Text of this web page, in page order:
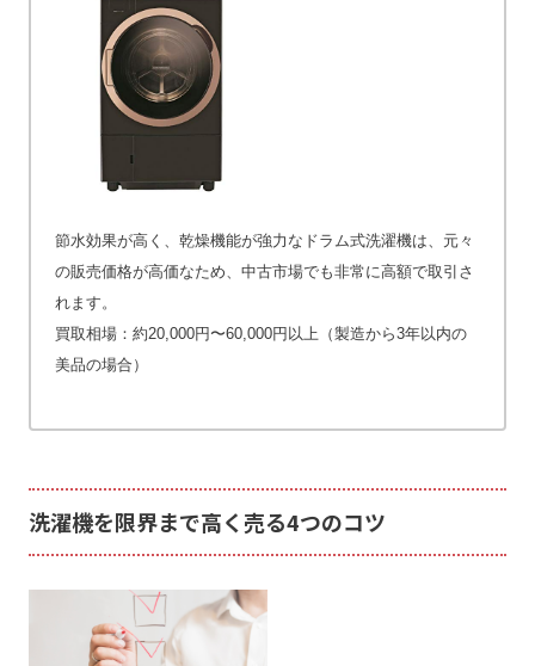
節水効果が高く、乾燥機能が強力なドラム式洗濯機は、元々
の販売価格が高価なため、中古市場でも非常に高額で取引さ
れます。
買取相場：約20,000円〜60,000円以上（製造から3年以内の
美品の場合）
洗濯機を限界まで高く売る4つのコツ